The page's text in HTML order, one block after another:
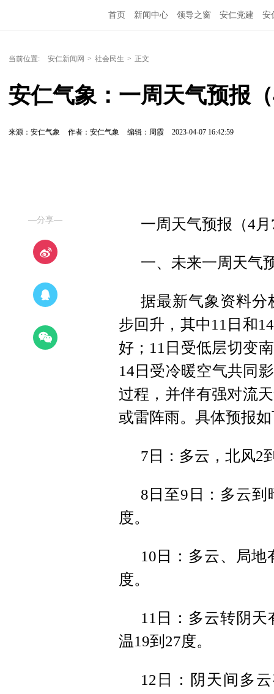
首页 新闻中心 领导之窗 安仁党建 安
当前位置: 安仁新闻网 > 社会民生 > 正文
安仁气象：一周天气预报
来源：安仁气象 作者：安仁气象 编辑：周霞 2023-04-07 16:42:59
—分享— 一周天气预报（4
一、未来一周天气
据最新气象资料分
步回升，其中11日和
好；11日受低层切变
14日受冷暖空气共同
过程，并伴有强对流
或雷阵雨。具体预报
7日：多云，北风2
8日至9日：多云到
度。
10日：多云、局地
度。
11日：多云转阴
温19到27度。
12日：阴天间多